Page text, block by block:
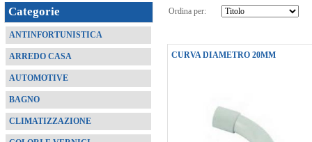
Categorie
ANTINFORTUNISTICA
ARREDO CASA
AUTOMOTIVE
BAGNO
CLIMATIZZAZIONE
Ordina per:
CURVA DIAMETRO 20MM